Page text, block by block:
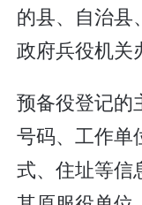
的县、自治县
政府兵役机关
预备役登记的
号码、工作单
式、住址等信